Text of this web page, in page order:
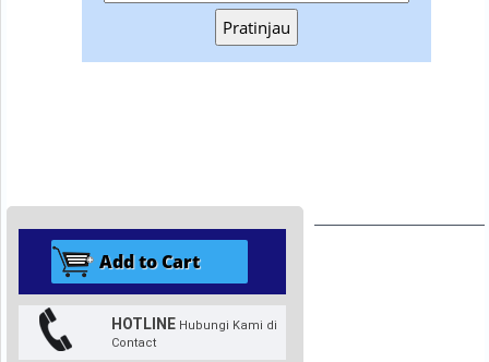
Pratinjau
HOTLINE Hubungi Kami di
Contact